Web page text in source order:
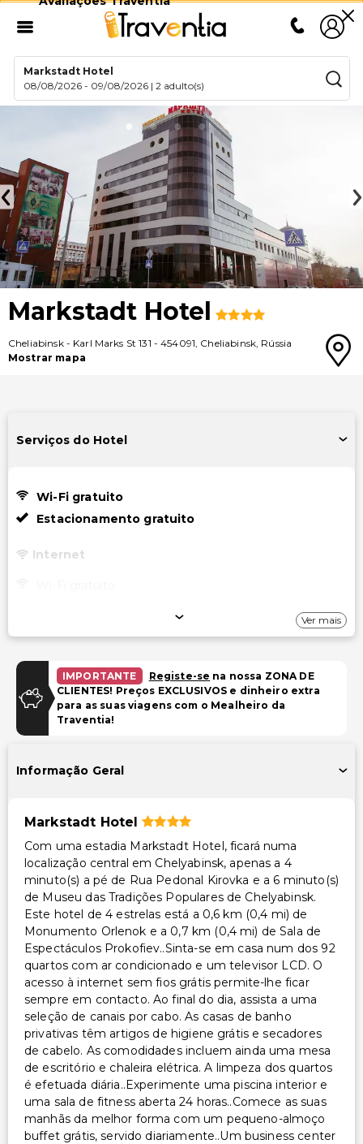
Markstadt Hotel
08/08/2026 - 09/08/2026 |2 adulto(s)
Markstadt Hotel
Cheliabinsk- Karl Marks St 131 -454091, Cheliabinsk, Rússia
Mostrar mapa
Serviços do Hotel
Wi-Fi gratuito
Estacionamento gratuito
Internet
Piscina e Bem-estar
Instalações de fitness 24 horas
Espaço para conferências
Transporte
Transporte para o aeroporto (custo adicional)
Acessibilidade
Acessibilidade no quarto (em quartos selecionados)
Outros serviços
Cofre na recepção
Serviço de lavanderia
Serviço de lavanderia/lavagem a seco
Ver mais
IMPORTANTE Registe-se na nossa ZONA DE
CLIENTES! Preços EXCLUSIVOS e dinheiro extra
para as suas viagens com o Mealheiro da
Traventia!
Informação Geral
Markstadt Hotel
Com uma estadia Markstadt Hotel, ficará numa
localização central em Chelyabinsk, apenas a 4
minuto(s) a pé de Rua Pedonal Kirovka e a 6 minuto(s)
de Museu das Tradições Populares de Chelyabinsk.
Este hotel de 4 estrelas está a 0,6 km (0,4 mi) de
Monumento Orlenok e a 0,7 km (0,4 mi) de Sala de
Espectáculos Prokofiev..Sinta-se em casa num dos 92
quartos com ar condicionado e um televisor LCD. O
acesso à internet sem fios grátis permite-lhe ficar
sempre em contacto. Ao final do dia, assista a uma
seleção de canais por cabo. As casas de banho
privativas têm artigos de higiene grátis e secadores
de cabelo. As comodidades incluem ainda uma mesa
de escritório e chaleira elétrica. A limpeza dos quartos
é efetuada diária..Experimente uma piscina interior e
uma sala de fitness aberta 24 horas..Comece as suas
manhãs da melhor forma com um pequeno-almoço
buffet grátis, servido diariamente..Um business center